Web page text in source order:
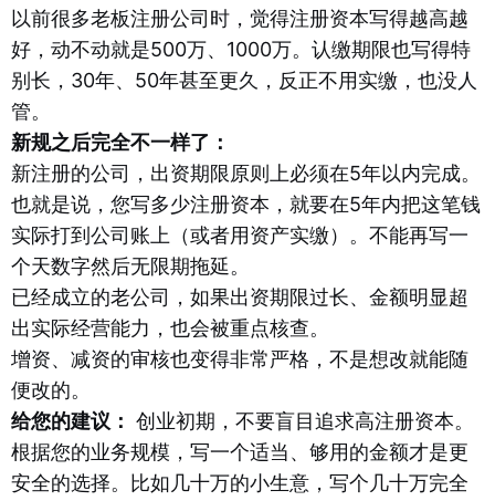
以前很多老板注册公司时，觉得注册资本写得越高越
好，动不动就是500万、1000万。认缴期限也写得特
别长，30年、50年甚至更久，反正不用实缴，也没人
管。
新规之后完全不一样了：
新注册的公司，出资期限原则上必须在5年以内完成。
也就是说，您写多少注册资本，就要在5年内把这笔钱
实际打到公司账上（或者用资产实缴）。不能再写一
个天数字然后无限期拖延。
已经成立的老公司，如果出资期限过长、金额明显超
出实际经营能力，也会被重点核查。
增资、减资的审核也变得非常严格，不是想改就能随
便改的。
给您的建议： 创业初期，不要盲目追求高注册资本。
根据您的业务规模，写一个适当、够用的金额才是更
安全的选择。比如几十万的小生意，写个几十万完全